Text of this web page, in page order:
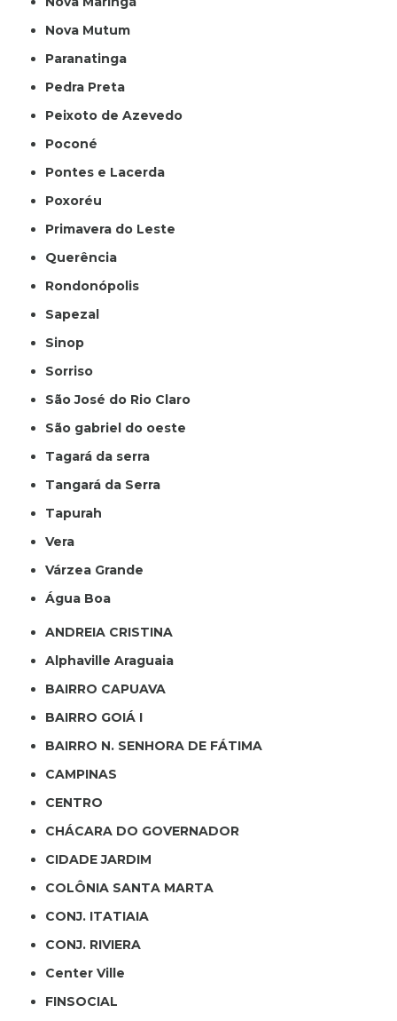
Nova Mutum
Paranatinga
Pedra Preta
Peixoto de Azevedo
Poconé
Pontes e Lacerda
Poxoréu
Primavera do Leste
Querência
Rondonópolis
Sapezal
Sinop
Sorriso
São José do Rio Claro
São gabriel do oeste
Tagará da serra
Tangará da Serra
Tapurah
Vera
Várzea Grande
Água Boa
ANDREIA CRISTINA
Alphaville Araguaia
BAIRRO CAPUAVA
BAIRRO GOIÁ I
BAIRRO N. SENHORA DE FÁTIMA
CAMPINAS
CENTRO
CHÁCARA DO GOVERNADOR
CIDADE JARDIM
COLÔNIA SANTA MARTA
CONJ. ITATIAIA
CONJ. RIVIERA
Center Ville
FINSOCIAL